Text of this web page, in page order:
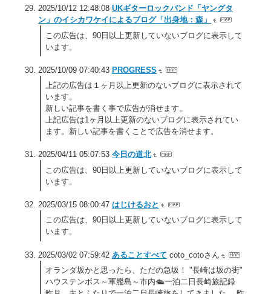
2025/10/12 12:48:08 UKギターロックバンド「ヤングタ
ン」のイシカワケイによるブログ「出身地：森」
この広告は、90日以上更新していないブログに表示して
います。
2025/10/09 07:40:43 PROGRESS
上記の広告は１ヶ月以上更新のないブログに表示されて
います。
新しい記事を書く事で広告が消せます。
上記広告は1ヶ月以上更新のないブログに表示されてい
ます。新しい記事を書くことで広告を消せます。
2025/04/11 05:07:53 今日の道北
この広告は、90日以上更新していないブログに表示して
います。
2025/03/15 08:00:47 はじけるおと
この広告は、90日以上更新していないブログに表示して
います。
2025/03/02 07:59:42 あることすべて coto_cotoさん
オランダ坂かと思ったら、ただの急坂！ "長崎は坂の街"
ハウステンボス～軍艦島～市内🛳️一泊二日長崎旅記録